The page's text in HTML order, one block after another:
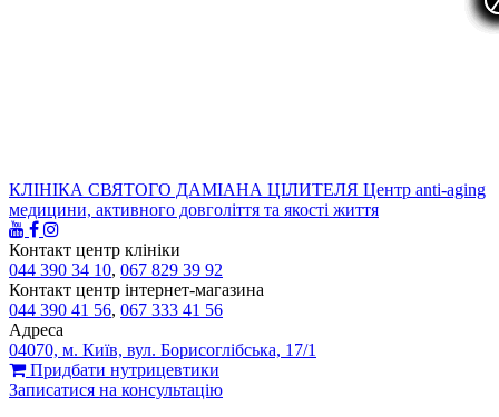
КЛІНІКА СВЯТОГО ДАМІАНА ЦІЛИТЕЛЯ Центр anti-aging
медицини, активного довголіття та якості життя
Контакт центр клініки
044 390 34 10, 067 829 39 92
Контакт центр інтернет-магазина
044 390 41 56, 067 333 41 56
Адреса
04070, м. Київ, вул. Борисоглібська, 17/1
Придбати нутрицевтики
Записатися на консультацію